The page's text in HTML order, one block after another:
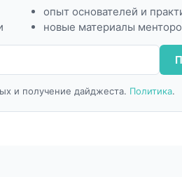
опыт основателей и
новые материалы
и получение дайджеста. Политика.